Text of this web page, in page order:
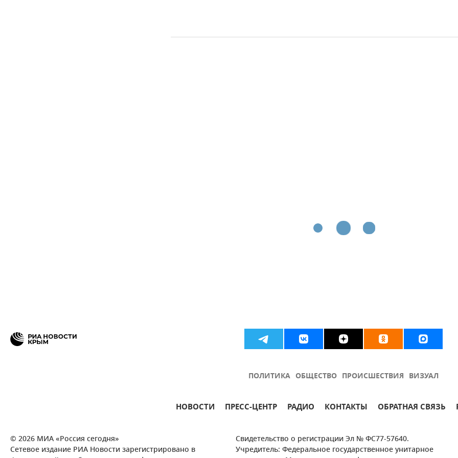
ПОЛИТИКА ОБЩЕСТВО ПРОИСШЕСТВИЯ ВИЗУАЛ
НОВОСТИ ПРЕСС-ЦЕНТР РАДИО КОНТАКТЫ ОБРАТНАЯ СВЯЗЬ
© 2026 МИА «Россия сегодня»
Сетевое издание РИА Новости зарегистрировано в
Свидетельство о регистрации Эл № ФС77-57640.
Учредитель: Федеральное государственное унитарное